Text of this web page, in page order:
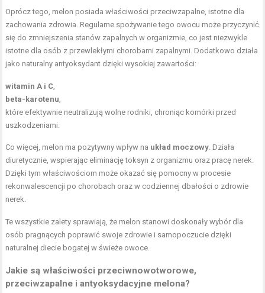
Oprócz tego, melon posiada właściwości przeciwzapalne, istotne dla
zachowania zdrowia. Regularne spożywanie tego owocu może przyczynić
się do zmniejszenia stanów zapalnych w organizmie, co jest niezwykle
istotne dla osób z przewlekłymi chorobami zapalnymi. Dodatkowo działa
jako naturalny antyoksydant dzięki wysokiej zawartości:
witamin A i C,
beta-karotenu,
które efektywnie neutralizują wolne rodniki, chroniąc komórki przed
uszkodzeniami.
Co więcej, melon ma pozytywny wpływ na układ moczowy. Działa
diuretycznie, wspierając eliminację toksyn z organizmu oraz pracę nerek.
Dzięki tym właściwościom może okazać się pomocny w procesie
rekonwalescencji po chorobach oraz w codziennej dbałości o zdrowie
nerek.
Te wszystkie zalety sprawiają, że melon stanowi doskonały wybór dla
osób pragnących poprawić swoje zdrowie i samopoczucie dzięki
naturalnej diecie bogatej w świeże owoce.
Jakie są właściwości przeciwnowotworowe,
przeciwzapalne i antyoksydacyjne melona?